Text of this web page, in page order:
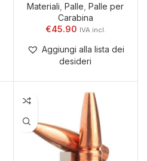
Materiali ,Palle ,Palle per
Carabina
€45.90
Aggiungi alla lista dei
desideri